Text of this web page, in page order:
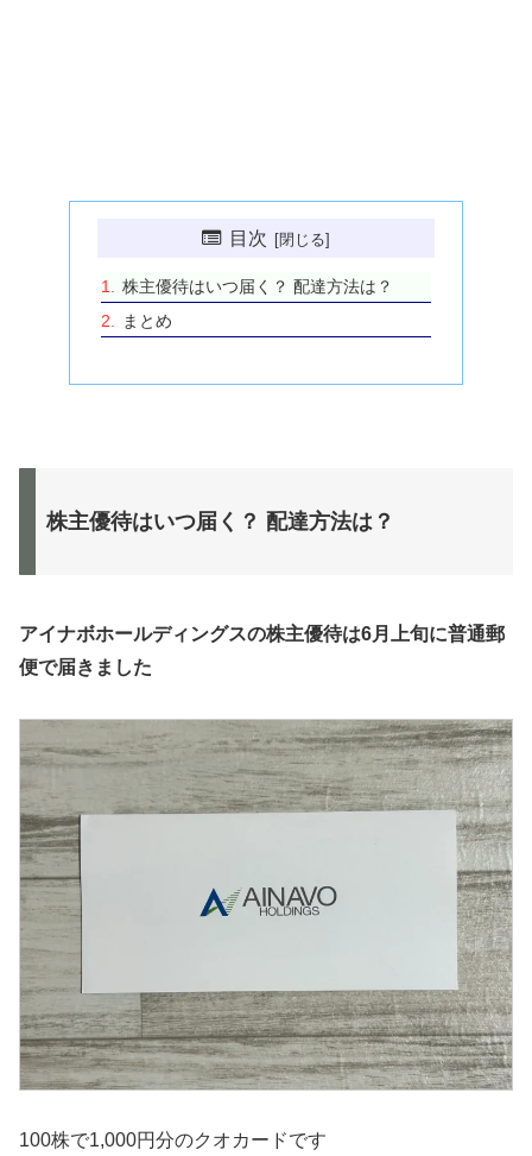
目次
株主優待はいつ届く？ 配達方法は？
まとめ
株主優待はいつ届く？ 配達方法は？
アイナボホールディングスの株主優待は6月上旬に普通郵
便で届きました
100株で1,000円分のクオカードです